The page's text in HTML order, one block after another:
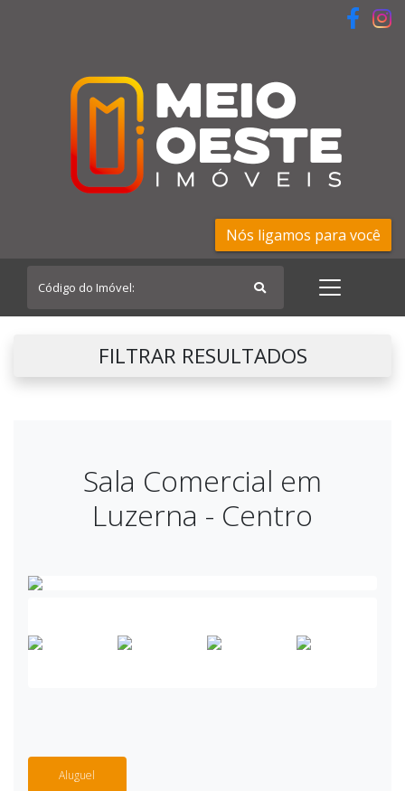
Nós ligamos para você
FILTRAR RESULTADOS
Sala Comercial em
Luzerna - Centro
Aluguel